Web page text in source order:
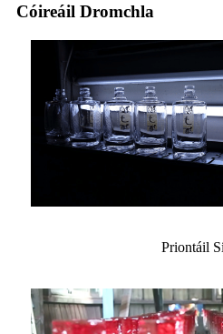
Cóireáil Dromchla
Priontáil